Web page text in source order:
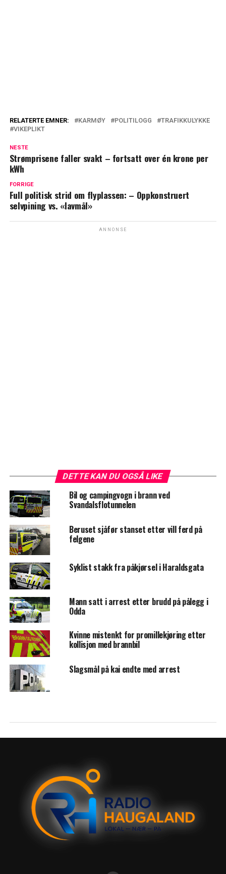
RELATERTE EMNER: KARMØY POLITILOGG
TRAFIKKULYKKE
VIKEPLIKT
NESTE
Strømprisene faller svakt – fortsatt over én krone per
kWh
FORRIGE
Full politisk strid om flyplassen: – Oppkonstruert
selvpining vs. «lavmål»
ANNONSE
DETTE KAN DU OGSÅ LIKE
Bil og campingvogn i brann ved
Svandalsflotunnelen
Beruset sjåfør stanset etter vill ferd på
felgene
Syklist stakk fra påkjørsel i Haraldsgata
Mann satt i arrest etter brudd på pålegg i
Odda
Kvinne mistenkt for promillekjøring etter
kollisjon med brannbil
Slagsmål på kai endte med arrest